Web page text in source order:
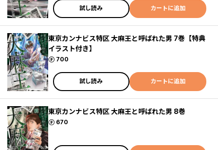
試し読み カートに追加
東京カンナビス特区 大麻王と呼ばれた男 7巻【特典
イラスト付き】
700
ポイント
試し読み カートに追加
東京カンナビス特区 大麻王と呼ばれた男 8巻
670
ポイント